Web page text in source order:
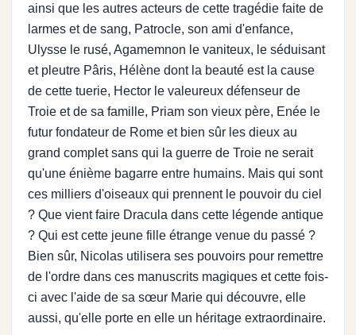
ainsi que les autres acteurs de cette tragédie faite de
larmes et de sang, Patrocle, son ami d'enfance,
Ulysse le rusé, Agamemnon le vaniteux, le séduisant
et pleutre Pâris, Hélène dont la beauté est la cause
de cette tuerie, Hector le valeureux défenseur de
Troie et de sa famille, Priam son vieux père, Enée le
futur fondateur de Rome et bien sûr les dieux au
grand complet sans qui la guerre de Troie ne serait
qu'une énième bagarre entre humains. Mais qui sont
ces milliers d'oiseaux qui prennent le pouvoir du ciel
? Que vient faire Dracula dans cette légende antique
? Qui est cette jeune fille étrange venue du passé ?
Bien sûr, Nicolas utilisera ses pouvoirs pour remettre
de l'ordre dans ces manuscrits magiques et cette fois-
ci avec l'aide de sa sœur Marie qui découvre, elle
aussi, qu'elle porte en elle un héritage extraordinaire.